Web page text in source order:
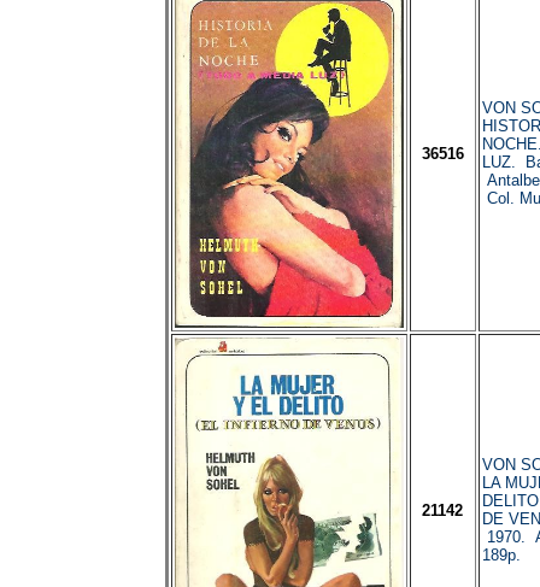
36516
VON
LUZ.
Col.
21142
VON
LA
DE
1970.
189p.